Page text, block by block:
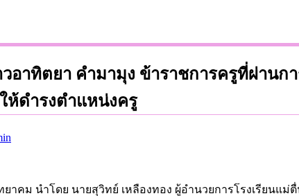
อาทิตยา คำมามุง ข้าราชการครูที่ผ่าน
ห้ดำรงตำแหน่งครู
ยาคม นำโดย นายสุวิทย์ เหลืองทอง ผู้อำนวยการโรงเรีย